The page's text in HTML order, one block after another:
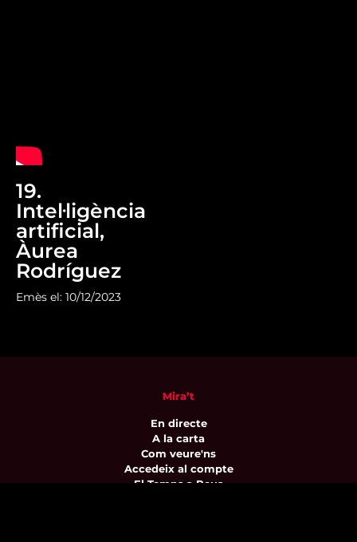
19.
Intel·ligència
artificial,
Àurea
Rodríguez
Emès el: 10/12/2023
Mira’t
En directe
A la carta
Com veure'ns
Accedeix al compte
El Temps a Reus